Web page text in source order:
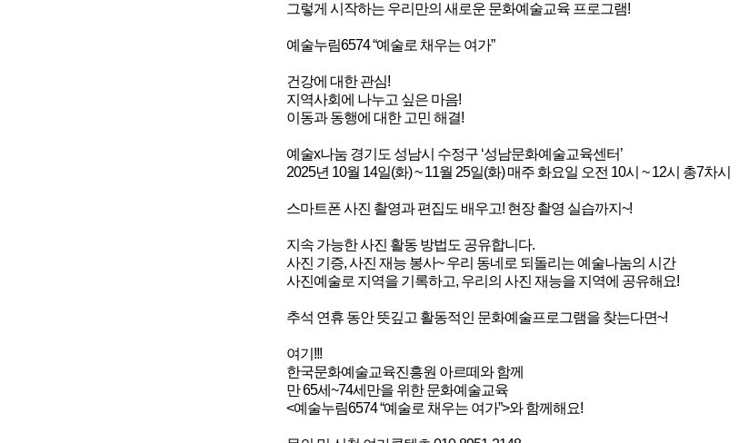
그렇게 시작하는 우리만의 새로운 문화예술교육 프로그램!
예술누림6574 “예술로 채우는 여가”
건강에 대한 관심!
지역사회에 나누고 싶은 마음!
이동과 동행에 대한 고민 해결!
예술x나눔 경기도 성남시 수정구 ‘성남문화예술교육센터’
2025년 10월 14일(화) ~ 11월 25일(화) 매주 화요일 오전 10시 ~ 12시 총7차시
스마트폰 사진 촬영과 편집도 배우고! 현장 촬영 실습까지~!
지속 가능한 사진 활동 방법도 공유합니다.
사진 기증, 사진 재능 봉사~ 우리 동네로 되돌리는 예술나눔의 시간
사진예술로 지역을 기록하고, 우리의 사진 재능을 지역에 공유해요!
추석 연휴 동안 뜻깊고 활동적인 문화예술프로그램을 찾는다면~!
여기!!!
한국문화예술교육진흥원 아르떼와 함께
만 65세~74세만을 위한 문화예술교육
<예술누림6574 “예술로 채우는 여가”>와 함께해요!